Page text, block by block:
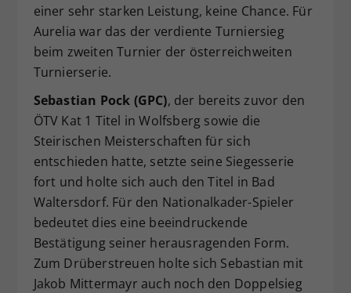
einer sehr starken Leistung, keine Chance. Für
Aurelia war das der verdiente Turniersieg
beim zweiten Turnier der österreichweiten
Turnierserie.
Sebastian Pock (GPC), der bereits zuvor den
ÖTV Kat 1 Titel in Wolfsberg sowie die
Steirischen Meisterschaften für sich
entschieden hatte, setzte seine Siegesserie
fort und holte sich auch den Titel in Bad
Waltersdorf. Für den Nationalkader-Spieler
bedeutet dies eine beeindruckende
Bestätigung seiner herausragenden Form.
Zum Drüberstreuen holte sich Sebastian mit
Jakob Mittermayr auch noch den Doppelsieg